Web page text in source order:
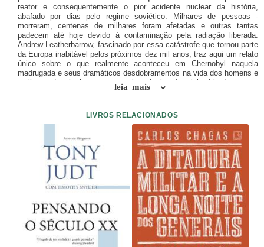
reator e consequentemente o pior acidente nuclear da ­história,
abafado por dias pelo regime soviético. Milhares de pessoas ­
morreram, centenas de milhares foram afetadas e outras tantas
padecem até hoje devido à contaminação pela radiação liberada.
Andrew Leatherbarrow, fascinado por essa catástrofe que tornou parte
da Europa inabitável pelos próximos dez mil anos, traz aqui um relato
único sobre o que realmente aconteceu em Chernobyl naquela
madrugada e seus dramáticos desdobramentos na vida dos homens e
mulheres. Leatherbarrow – consultor técnico da minissérie de mesmo
nome da HBO – apresenta um relato claro, preciso e instigante, além
morava a maioria dos trabalhadores da planta. Uma narrativa sem
igual, que recupera para as novas gerações a importância e o legado
leia mais
LIVROS RELACIONADOS